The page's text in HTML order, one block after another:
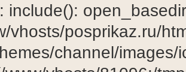
: include():
vhosts/posprikaz.ru/
channel/